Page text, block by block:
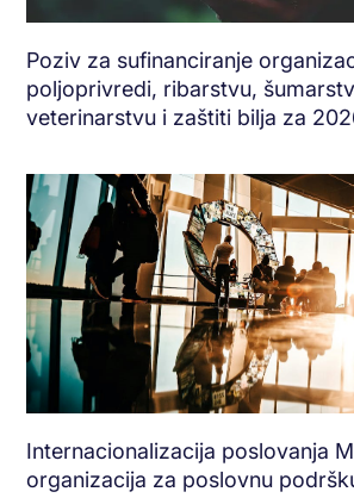
Poziv za sufinanciranje
poljoprivredi, ribarstvu,
veterinarstvu i zaštiti bilja za
Internacionalizacija poslovanja
organizacija za poslovnu